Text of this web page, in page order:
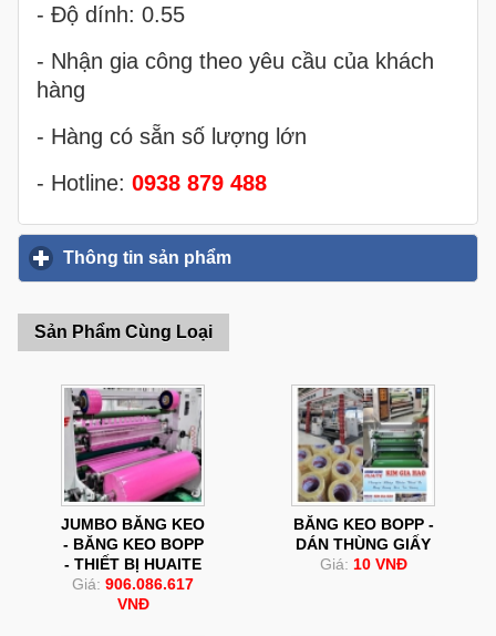
- Độ dính: 0.55
- Nhận gia công theo yêu cầu của khách
hàng
- Hàng có sẵn số lượng lớn
- Hotline: 0938 879 488
Thông tin sản phẩm
Sản Phẩm Cùng Loại
JUMBO BĂNG KEO
- BĂNG KEO BOPP
- THIẾT BỊ HUAITE
Giá: 906.086.617
VNĐ
BĂNG KEO BOPP -
DÁN THÙNG GIẤY
Giá: 10 VNĐ